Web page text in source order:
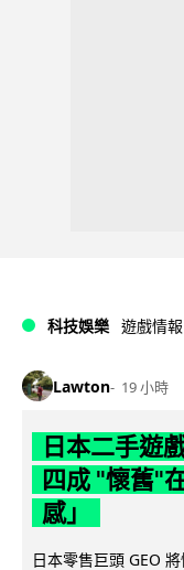
科技娛樂 遊戲情報
Lawton 19 小時
日本二手遊
四成 "懷舊"
感」
日本零售巨頭 GEO